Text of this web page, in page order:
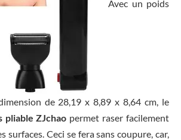
Avec un poids
de 28,19 x 8,89 x 8,64 cm, le
pliable ZJchao permet raser facilement
surfaces. Ceci se fera sans coupure, car,